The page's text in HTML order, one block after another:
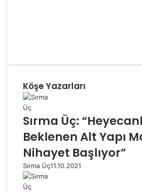
Köşe Yazarları
Sırma Üç:
Beklenen Alt Yapı
Nihayet Başlıyor”
Sırma Üç11.10.2021